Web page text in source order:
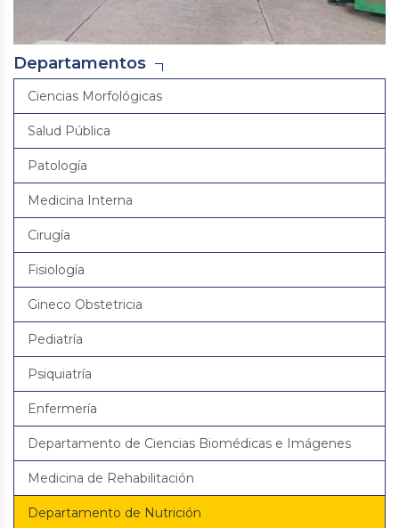
Departamentos
Ciencias Morfológicas
Salud Pública
Patología
Medicina Interna
Cirugía
Fisiología
Gineco Obstetricia
Pediatría
Psiquiatría
Enfermería
Departamento de Ciencias Biomédicas e Imágenes
Medicina de Rehabilitación
Departamento de Nutrición